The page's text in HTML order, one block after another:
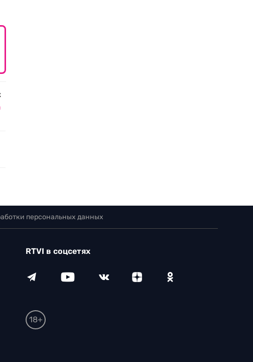
персональных данных
RTVI в соцсетях
18+